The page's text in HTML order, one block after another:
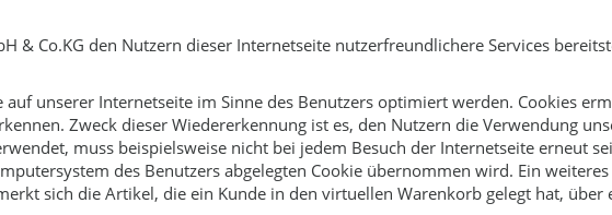
& Co.KG den Nutzern dieser Internetseite nutzerfreundlichere Services
unserer Internetseite im Sinne des Benutzers optimiert werden. Cookies
Zweck dieser Wiedererkennung ist es, den Nutzern die Verwendung
muss beispielsweise nicht bei jedem Besuch der Internetseite erneut
des Benutzers abgelegten Cookie übernommen wird. Ein
sich die Artikel, die ein Kunde in den virtuellen Warenkorb gelegt hat, über